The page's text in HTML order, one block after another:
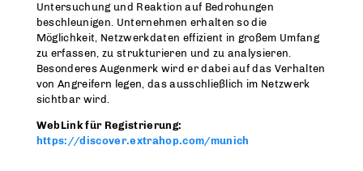
Untersuchung und Reaktion auf Bedrohungen
beschleunigen. Unternehmen erhalten so die
Möglichkeit, Netzwerkdaten effizient in großem Umfang
zu erfassen, zu strukturieren und zu analysieren.
Besonderes Augenmerk wird er dabei auf das Verhalten
von Angreifern legen, das ausschließlich im Netzwerk
sichtbar wird.
WebLink für Registrierung:
https://discover.extrahop.com/munich